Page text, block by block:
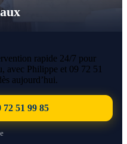
rapide 24/7 pour
avec Philippe et 09 72 51
aujourd’hui.
51 99 85